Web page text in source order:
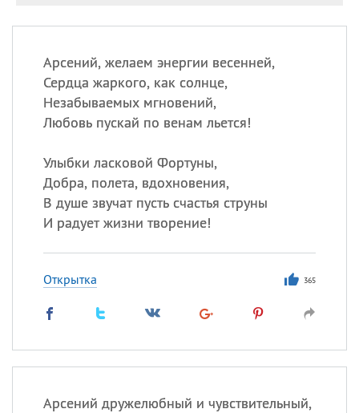
Арсений, желаем энергии весенней,
Сердца жаркого, как солнце,
Незабываемых мгновений,
Любовь пускай по венам льется!
Улыбки ласковой Фортуны,
Добра, полета, вдохновения,
В душе звучат пусть счастья струны
И радует жизни творение!
Открытка 365
Арсений дружелюбный и чувствительный,
великомученика
покровителя всех
врачей и целителя
больных
09.08
День книголюбов (Book
ИМЕНА
Сегодня празднуют именины
Посмотреть значениеи
происхождение